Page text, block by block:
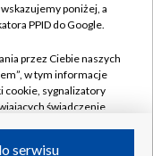
poniżej, a
PPID do Google.
przez Ciebie naszych
w tym informacje
cookie, sygnalizatory
świadczenie
serwisu